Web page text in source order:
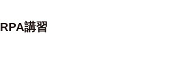
RPA講習